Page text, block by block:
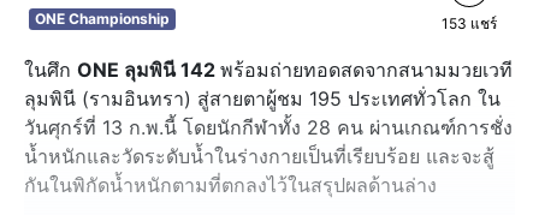
ONE Championship
153 แชร์
ในศึก ONE ลุมพินี 142 พร้อมถ่ายทอดสดจากสนามมวยเวที
ลุมพินี (รามอินทรา) สู่สายตาผู้ชม 195 ประเทศทั่วโลก ใน
วันศุกร์ที่ 13 ก.พ.นี้ โดยนักกีฬาทั้ง 28 คน ผ่านเกณฑ์การชั่ง
น้ำหนักและวัดระดับน้ำในร่างกายเป็นที่เรียบร้อย และจะสู้
กันในพิกัดน้ำหนักตามที่ตกลงไว้ในสรุปผลด้านล่าง